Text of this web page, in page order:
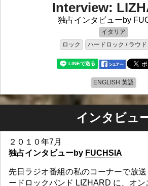
Interview:
独占インタビューby
イタリア
ロック
ハードロック / ラウド
ENGLISH 英語
インタビュ
２０１０年7月
独占インタビューby FUCHSIA
先日ラジオ番組の私のコーナーで放
ードロックバンド LIZHARD に、オン